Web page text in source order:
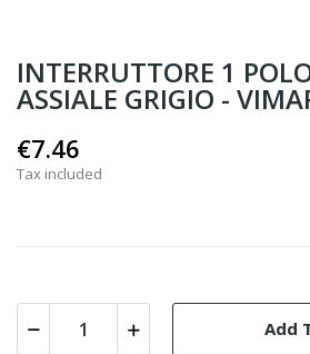
INTERRUTTORE 1
ASSIALE GRIGIO -
€7.46
Tax included
Add